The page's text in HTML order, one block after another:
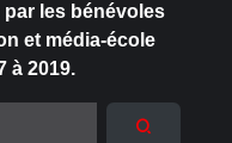
les bénévoles
et média-école
à 2019.